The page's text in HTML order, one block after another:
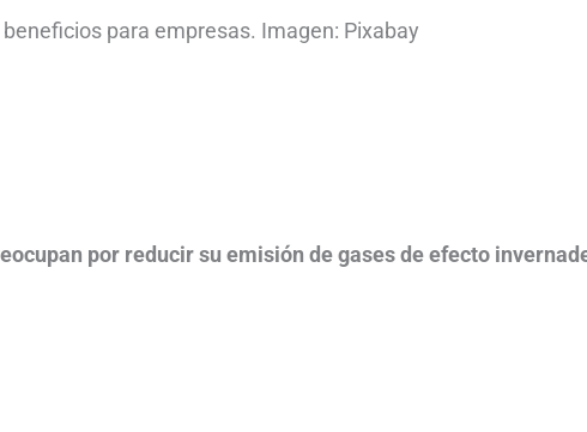
para empresas. Imagen: Pixabay
por reducir su emisión de gases de efecto